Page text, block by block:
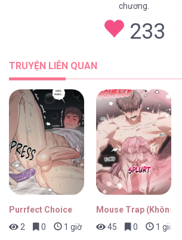
chương.
233
TRUYỆN LIÊN QUAN
Purrfect Choice
2
0 1 giờ trước
Mouse Trap (Không
45
0 1 giờ